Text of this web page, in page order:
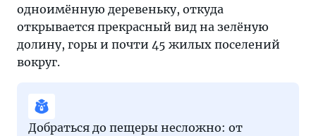
одноимённую деревеньку, откуда
открывается прекрасный вид на зелёную
долину, горы и почти 45 жилых поселений
вокруг.
Добраться до пещеры несложно: от